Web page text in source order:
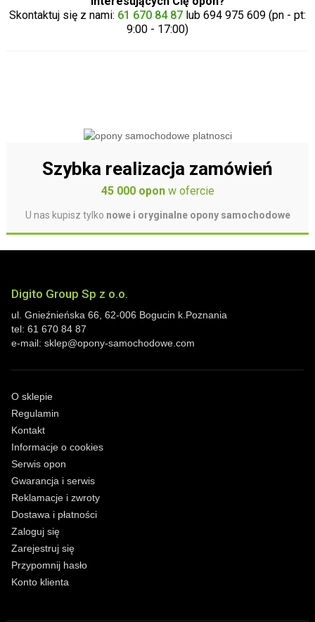
Skontaktuj się z nami: 61 670 84 87 lub 694 975 609 (pn - pt:
9:00 - 17:00)
Szybka realizacja zamówień
45 000 oponw ofercie
U nas kupisz tylko nowe i oryginalne opony samochodowe
Digito Group Sp z o.o.
ul. Gnieźnieńska 66 62-006 Bogucin k.Poznania
tel: 61 670 84 87
e-mail: sklep@opony-samochodowe.com
O sklepie
Regulamin
Kontakt
Informacje o cookies
Serwis opon
Gwarancja i serwis
Reklamacje i zwroty
Dostawa i płatności
Zaloguj się
Zarejestruj się
Przypomnij hasło
Konto klienta